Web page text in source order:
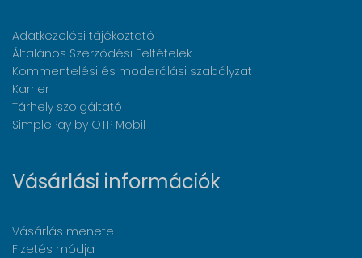
Adatkezelési tájékoztató
Általános Szerződési Feltételek
Kommentelési és moderálási szabályzat
Karrier
Tárhely szolgáltató
SimplePay by OTP Mobil
Vásárlási információk
Vásárlás menete
Fizetés módja